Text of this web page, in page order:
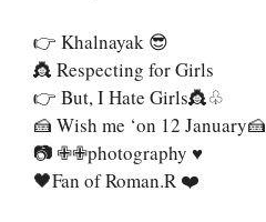
👉 Khalnayak 😎
👸 Respecting for Girls
👉 But, I Hate Girls👸♧
🍰 Wish me ‘on 12 January🍰
📷 ✙✙photography ♥️
🖤Fan of Roman.R ❤️